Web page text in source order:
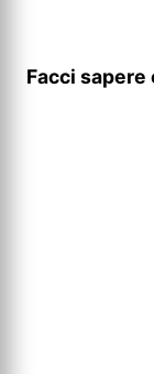
Facci sapere